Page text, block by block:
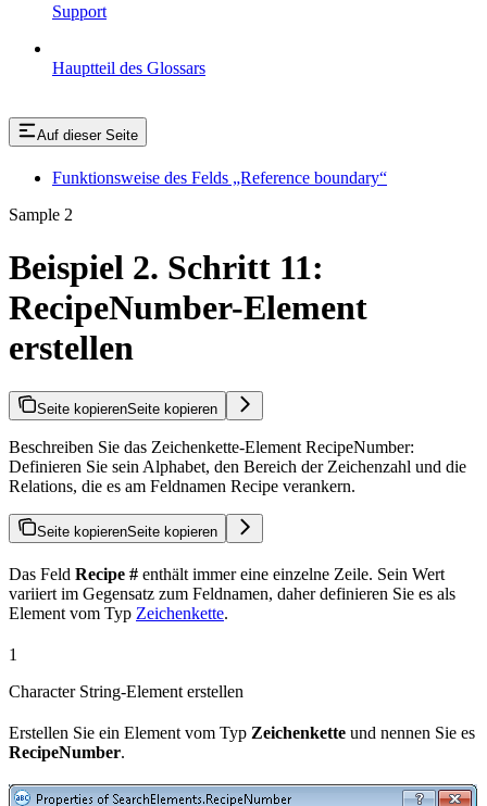
Support
Hauptteil des Glossars
Auf dieser Seite
Funktionsweise des Felds „Reference boundary“
Sample 2
Beispiel 2. Schritt 11:
RecipeNumber-Element
erstellen
Seite kopierenSeite kopieren
Beschreiben Sie das Zeichenkette-Element RecipeNumber:
Definieren Sie sein Alphabet, den Bereich der Zeichenzahl und die
Relations, die es am Feldnamen Recipe verankern.
Seite kopierenSeite kopieren
Das Feld Recipe # enthält immer eine einzelne Zeile. Sein Wert
variiert im Gegensatz zum Feldnamen, daher definieren Sie es als
Element vom Typ Zeichenkette.
1
Character String-Element erstellen
Erstellen Sie ein Element vom Typ Zeichenkette und nennen Sie es
RecipeNumber.